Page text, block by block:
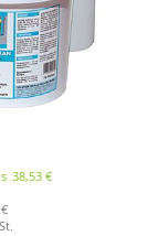
38,53 €